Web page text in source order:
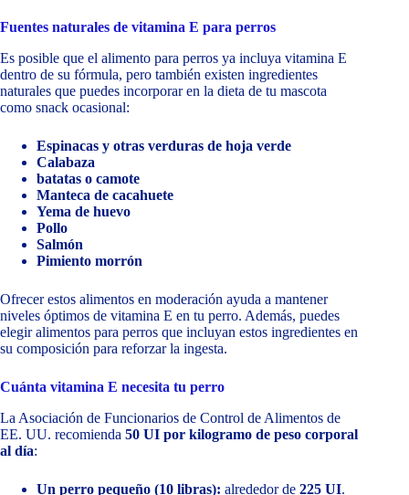
Fuentes naturales de vitamina E para perros
Es posible que el alimento para perros ya incluya vitamina E
dentro de su fórmula, pero también existen ingredientes
naturales que puedes incorporar en la dieta de tu mascota
como snack ocasional:
Espinacas y otras verduras de hoja verde
Calabaza
batatas o camote
Manteca de cacahuete
Yema de huevo
Pollo
Salmón
Pimiento morrón
Ofrecer estos alimentos en moderación ayuda a mantener
niveles óptimos de vitamina E en tu perro. Además, puedes
elegir alimentos para perros que incluyan estos ingredientes en
su composición para reforzar la ingesta.
Cuánta vitamina E necesita tu perro
La Asociación de Funcionarios de Control de Alimentos de
EE. UU. recomienda 50 UI por kilogramo de peso corporal
al día:
Un perro pequeño (10 libras): alrededor de 225 UI.